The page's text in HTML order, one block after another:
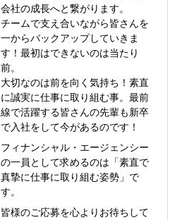
会社の成長へと繋がります。
チームで支え合いながら皆さんを
一からバックアップしていきま
す！最初はできないのは当たり
前。
大切なのは前を向く気持ち！素直
に誠実に仕事に取り組む事。最前
線で活躍する皆さんの先輩も新卒
で入社をして今があるのです！
フィナンシャル・エージェンシー
の一員として求めるのは「素直で
真摯に仕事に取り組む姿勢」で
す。
皆様のご応募を心よりお待ちして